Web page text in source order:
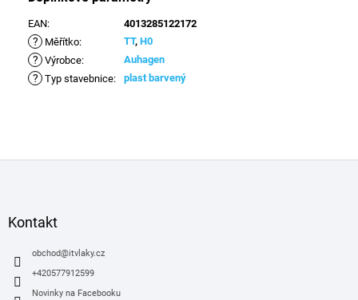
EAN: 4013285122172
? Měřítko: TT, H0
? Výrobce: Auhagen
? Typ stavebnice: plast barvený
Kontakt
obchod@itvlaky.cz
+420577912599
Novinky na Facebooku